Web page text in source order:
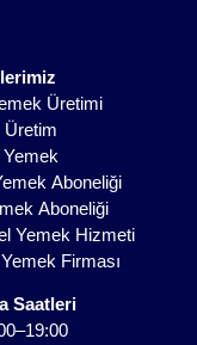
özel davetlere
doğrudan
catering
Toplantı,
yemek
Üretimi
Üretim
Yemek
Aboneliği
Aboneliği
Yemek Hizmeti
Firması
Saatleri